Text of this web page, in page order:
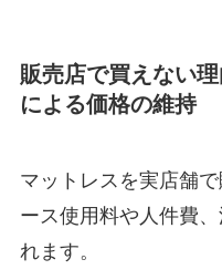
販売店で買えない
による価格の維持
マットレスを実店舗
ース使用料や人件費
れます。